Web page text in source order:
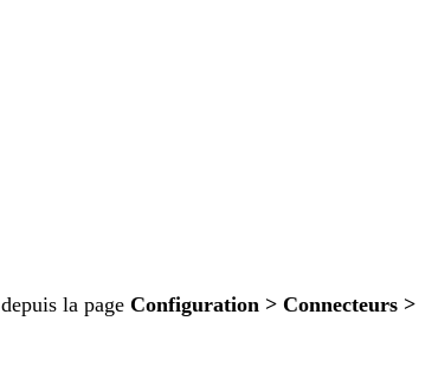
depuis la page Configuration > Connecteurs >